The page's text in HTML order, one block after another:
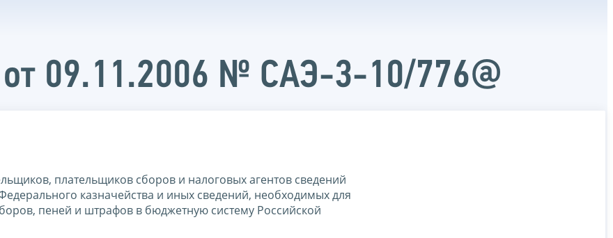
09.11.2006 № САЭ-3-10/776@
плательщиков сборов и налоговых агентов сведений
казначейства и иных сведений, необходимых для
пеней и штрафов в бюджетную систему Российской